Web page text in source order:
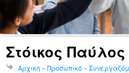
Στόικος Παύλος
Αρχική » Προσωπικό »